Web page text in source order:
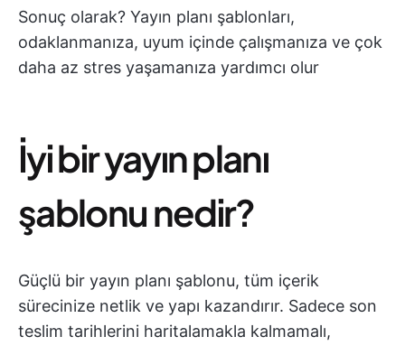
Sonuç olarak? Yayın planı şablonları,
odaklanmanıza, uyum içinde çalışmanıza ve çok
daha az stres yaşamanıza yardımcı olur
İyi bir yayın planı
şablonu nedir?
Güçlü bir yayın planı şablonu, tüm içerik
sürecinize netlik ve yapı kazandırır. Sadece son
teslim tarihlerini haritalamakla kalmamalı,